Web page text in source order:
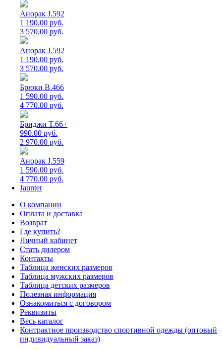
Анорак J.592
1 190.00 руб.
3 570.00 руб.
Анорак J.592
1 190.00 руб.
3 570.00 руб.
Брюки B.466
1 590.00 руб.
4 770.00 руб.
Бриджи T.66+
990.00 руб.
2 970.00 руб.
Анорак J.559
1 590.00 руб.
4 770.00 руб.
Jaunter
О компании
Оплата и доставка
Возврат
Где купить?
Личный кабинет
Стать дилером
Контакты
Таблица женских размеров
Таблица мужских размеров
Таблица детских размеров
Полезная информация
Ознакомиться с договором
Реквизиты
Весь каталог
Контрактное производство спортивной одежды (оптовый
индивидуальный заказ)